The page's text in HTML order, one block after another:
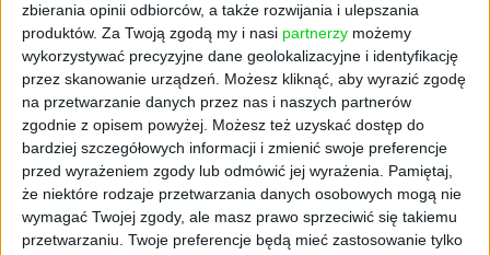
zbierania opinii odbiorców, a także rozwijania i ulepszania
produktów. Za Twoją zgodą my i nasi partnerzy możemy
wykorzystywać precyzyjne dane geolokalizacyjne i identyfikację
przez skanowanie urządzeń. Możesz kliknąć, aby wyrazić zgodę
na przetwarzanie danych przez nas i naszych partnerów
zgodnie z opisem powyżej. Możesz też uzyskać dostęp do
bardziej szczegółowych informacji i zmienić swoje preferencje
przed wyrażeniem zgody lub odmówić jej wyrażenia.
Pamiętaj,
że niektóre rodzaje przetwarzania danych osobowych mogą nie
wymagać Twojej zgody, ale masz prawo sprzeciwić się takiemu
przetwarzaniu. Twoje preferencje będą mieć zastosowanie tylko
– Tu nawet nie chodzi o preferencje
kulinarne. Często organizuję międzynarodowe
warsztaty i właściwie zawsze jest kilku
uczestników z Indii – w ich przypadku to
akurat kwestia wiary. Pod kątem dostępności
wegetariańskiego jedzenia naprawdę
wyprzedzamy wiele europejskich stolic, np.
Praga się w ogóle do Warszawy nie umywa –
wskazuje mój rozmówca.